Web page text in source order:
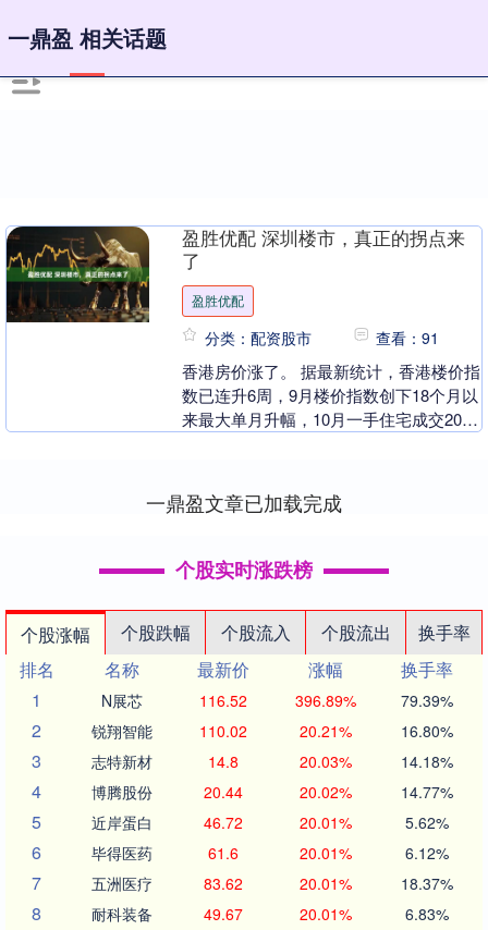
一鼎盈 相关话题
盈胜优配 深圳楼市，真正的拐点来
了
盈胜优配
分类：配资股市 查看：91
香港房价涨了。 据最新统计，香港楼价指
数已连升6周，9月楼价指数创下18个月以
来最大单月升幅，10月一手住宅成交2031
一鼎盈文章已加载完成
个股实时涨跌榜
个股涨幅 个股跌幅 个股流入 个股流出
换手率
排名
名称 最新价 涨幅
换手率
1
N展芯 116.52 396.89% 79.39%
2 锐翔智能 110.02 20.21% 16.80%
3 志特新材 14.8 20.03% 14.18%
4 博腾股份 20.44 20.02% 14.77%
5 近岸蛋白 46.72 20.01% 5.62%
6 毕得医药 61.6 20.01% 6.12%
7 五洲医疗 83.62 20.01% 18.37%
8 耐科装备 49.67 20.01% 6.83%